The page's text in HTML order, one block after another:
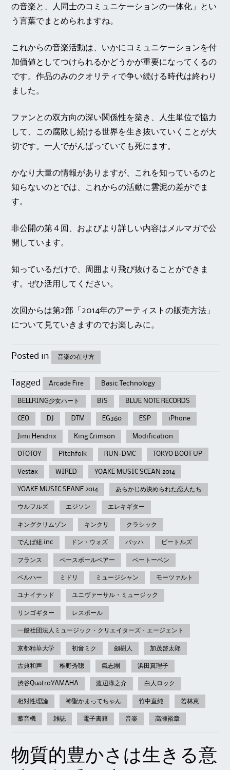
の音楽と、人同士のコミュニケーションの一体化」とい
う言葉でまとめられますね。
これからの音楽活動は、いかにコミュニケーションを付
加価値としてつけられるかどうかが重要になってくるの
です。作品のみのクオリティで争い続ける時代は終わり
ました。
ファンとの双方向の深い関係性を築き、人生単位で協力
して、この腐敗し続ける世界を生き抜いていくことが大
切です。一人でがんばっていても死にます。
かなり大量の情報がありますが、これを知っているのと
知らないのとでは、これからの活動に雲泥の差がでま
す。
非公開の第４回、およびより詳しい内容はメルマガで公
開しています。
知っているだけで、周囲より飛び抜けることができま
す。ぜひ活用してください。
次回からは第2部「2014年のアーティストの販売方法」
について見ていきますのでお楽しみに。
Posted in 音楽の在り方
Tagged Arcade Fire Basic Technology
BELLRING少女ハート BiS BLUE NOTE RECORDS
CEO DJ DTM EG360 ESP iPhone
Jimi Hendrix King Crimson Modification
OTOTOY Pitchfolk RUN-DMC TOKYO BOOT UP
Vestax WIRED YOAKE MUSIC SCEAN 2014
YOAKE MUSIC SEANE 2014 あらかじめ決められた恋人たち
ウルフルズ エジソン エレキギター
キングクリムゾン キンクリ クラシック
でんぱ組.inc ドン・ウォズ バッハ ビートルズ
フランス ベースボールベアー ベートーベン
ベルハー ミドリ ミュージシャン モーツァルト
ユナイテッド ユニヴァーサル・ミュージック
リンゴギター レスポール
一般社団法人ミュージック・クリエイターズ・エージェント
京都精華大学 初音ミク 劔樹人 加茂啓太郎
古典和声 椎野秀聰 氣志團 浜田真理子
渋谷QuatroYAMAHA 渡辺淳之介 白人ロック
相対性理論 神聖かまってちゃん 竹中直純 若林恵
蓄音機 雑誌 電子書籍 音楽 高瀬裕章
物質的豊かさは生きる意